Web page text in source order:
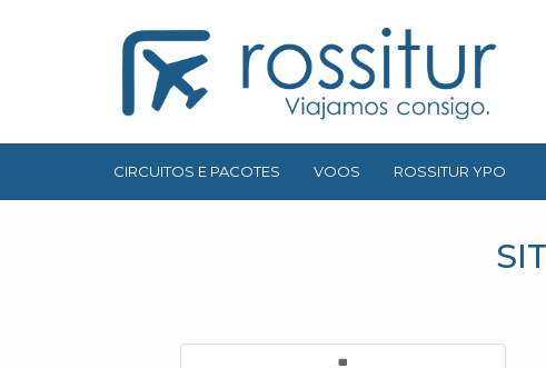
CIRCUITOS E PACOTES VOOS ROSSITUR YPO